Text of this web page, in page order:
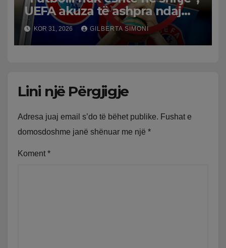
UEFA akuza të ashpra ndaj
Infantinos: Bojkot, nëse nuk
ka reflektim
KOR 31, 2026 GILBERTA SIMONI
Lini një Përgjigje
Adresa juaj email s’do të bëhet publike. Fushat e
domosdoshme janë shënuar me një *
Koment *